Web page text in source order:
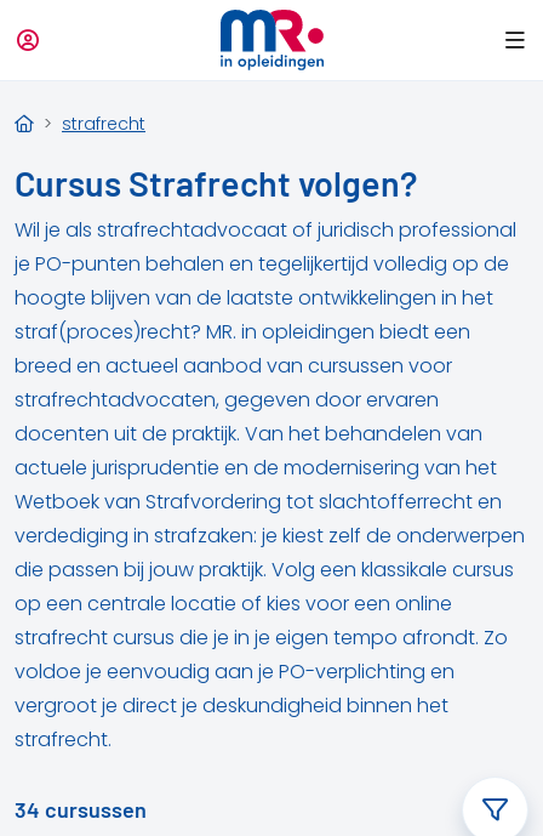
strafrecht
Cursus Strafrecht volgen?
Wil je als strafrechtadvocaat of juridisch professional
je PO-punten behalen en tegelijkertijd volledig op de
hoogte blijven van de laatste ontwikkelingen in het
straf(proces)recht? MR. in opleidingen biedt een
breed en actueel aanbod van cursussen voor
strafrechtadvocaten, gegeven door ervaren
docenten uit de praktijk. Van het behandelen van
actuele jurisprudentie en de modernisering van het
Wetboek van Strafvordering tot slachtofferrecht en
verdediging in strafzaken: je kiest zelf de onderwerpen
die passen bij jouw praktijk. Volg een klassikale cursus
op een centrale locatie of kies voor een online
strafrecht cursus die je in je eigen tempo afrondt. Zo
voldoe je eenvoudig aan je PO-verplichting en
vergroot je direct je deskundigheid binnen het
strafrecht.
34 cursussen